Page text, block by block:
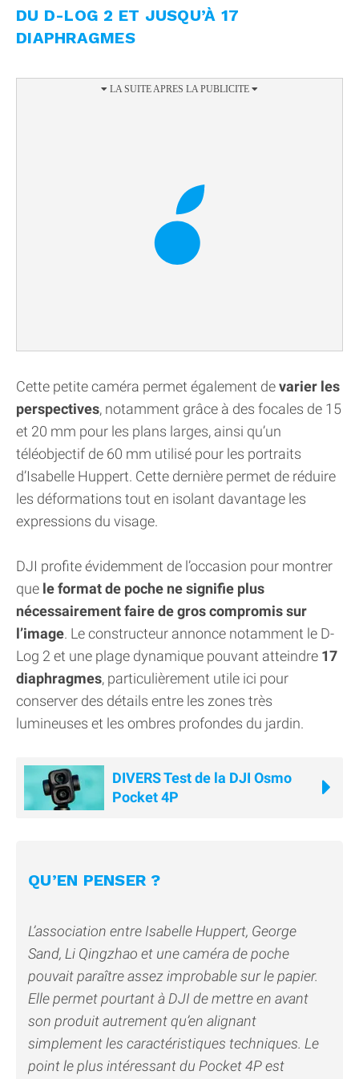
DU D-LOG 2 ET JUSQU’À 17
DIAPHRAGMES
Cette petite caméra permet également devarier les
perspectives, notamment grâce à des focales de 15
et 20 mm pour les plans larges, ainsi qu’un
téléobjectif de 60 mm utilisé pour les portraits
d’Isabelle Huppert. Cette dernière permet de réduire
les déformations tout en isolant davantage les
expressions du visage.
DJI profite évidemment de l’occasion pour montrer
que le format de poche ne signifie plus
nécessairement faire de gros compromis sur
l’image. Le constructeur annonce notamment le D-
Log 2 et une plage dynamique pouvant atteindre 17
diaphragmes, particulièrement utile ici pour
conserver des détails entre les zones très
lumineuses et les ombres profondes du jardin.
DIVERS Test de la DJI Osmo
Pocket 4P
QU’EN PENSER ?
L’association entre Isabelle Huppert, George
Sand, Li Qingzhao et une caméra de poche
pouvait paraître assez improbable sur le papier.
Elle permet pourtant à DJI de mettre en avant
son produit autrement qu’en alignant
simplement les caractéristiques techniques. Le
point le plus intéressant du Pocket 4P est